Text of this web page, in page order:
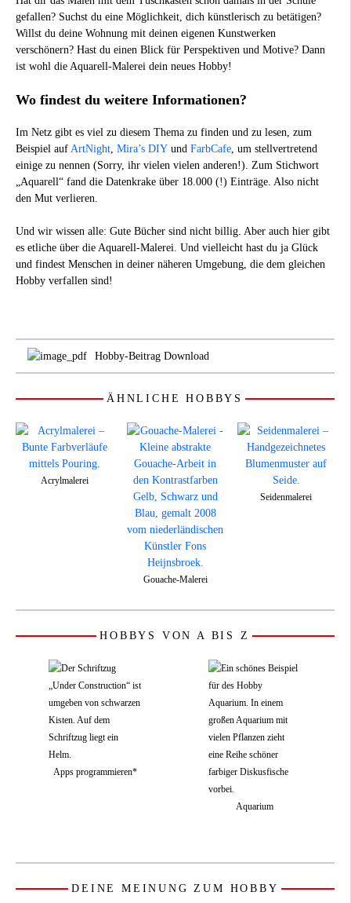
gefallen? Suchst du eine Möglichkeit, dich künstlerisch zu betätigen?
Willst du deine Wohnung mit deinen eigenen Kunstwerken
verschönern? Hast du einen Blick für Perspektiven und Motive? Dann
ist wohl die Aquarell-Malerei dein neues Hobby!
Wo findest du weitere Informationen?
Im Netz gibt es viel zu diesem Thema zu finden und zu lesen, zum
Beispiel auf ArtNight Mira’s DIY und FarbCafe , um stellvertretend
einige zu nennen (Sorry, ihr vielen vielen anderen!). Zum Stichwort
„Aquarell“ fand die Datenkrake über 18.000 (!) Einträge. Also nicht
den Mut verlieren.
Und wir wissen alle: Gute Bücher sind nicht billig. Aber auch hier gibt
es etliche über die Aquarell-Malerei. Und vielleicht hast du ja Glück
und findest Menschen in deiner näheren Umgebung, die dem gleichen
Hobby verfallen sind!
Hobby-Beitrag Download
ÄHNLICHE HOBBYS
Acrylmalerei
Gouache-Malerei
Seidenmalerei
HOBBYS VON A BIS Z
Apps programmieren*
Aquarium
DEINE MEINUNG ZUM HOBBY